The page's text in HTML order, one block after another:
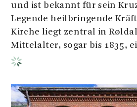
und ist bekannt für sein
Legende heilbringende
Kirche liegt zentral in
Mittelalter, sogar bis 1835,